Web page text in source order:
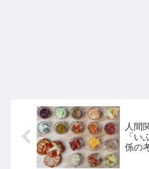
人間
「い
係の